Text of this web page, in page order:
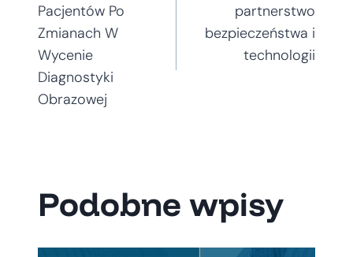
wpisu
Pacjentów Po
Zmianach W
Wycenie
Diagnostyki
Obrazowej
partnerstwo
bezpieczeństwa i
technologii
Podobne wpisy